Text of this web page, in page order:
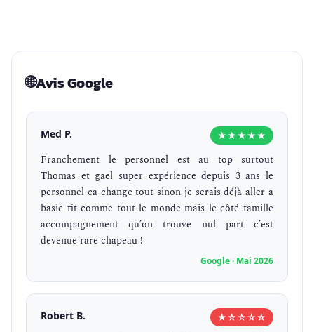
🌐Avis Google
Med P. ★★★★★
Franchement le personnel est au top surtout
Thomas et gael super expérience depuis 3 ans le
personnel ca change tout sinon je serais déjà aller a
basic fit comme tout le monde mais le côté famille
accompagnement qu’on trouve nul part c’est
devenue rare chapeau !
Google · Mai 2026
Robert B. ★☆☆☆☆